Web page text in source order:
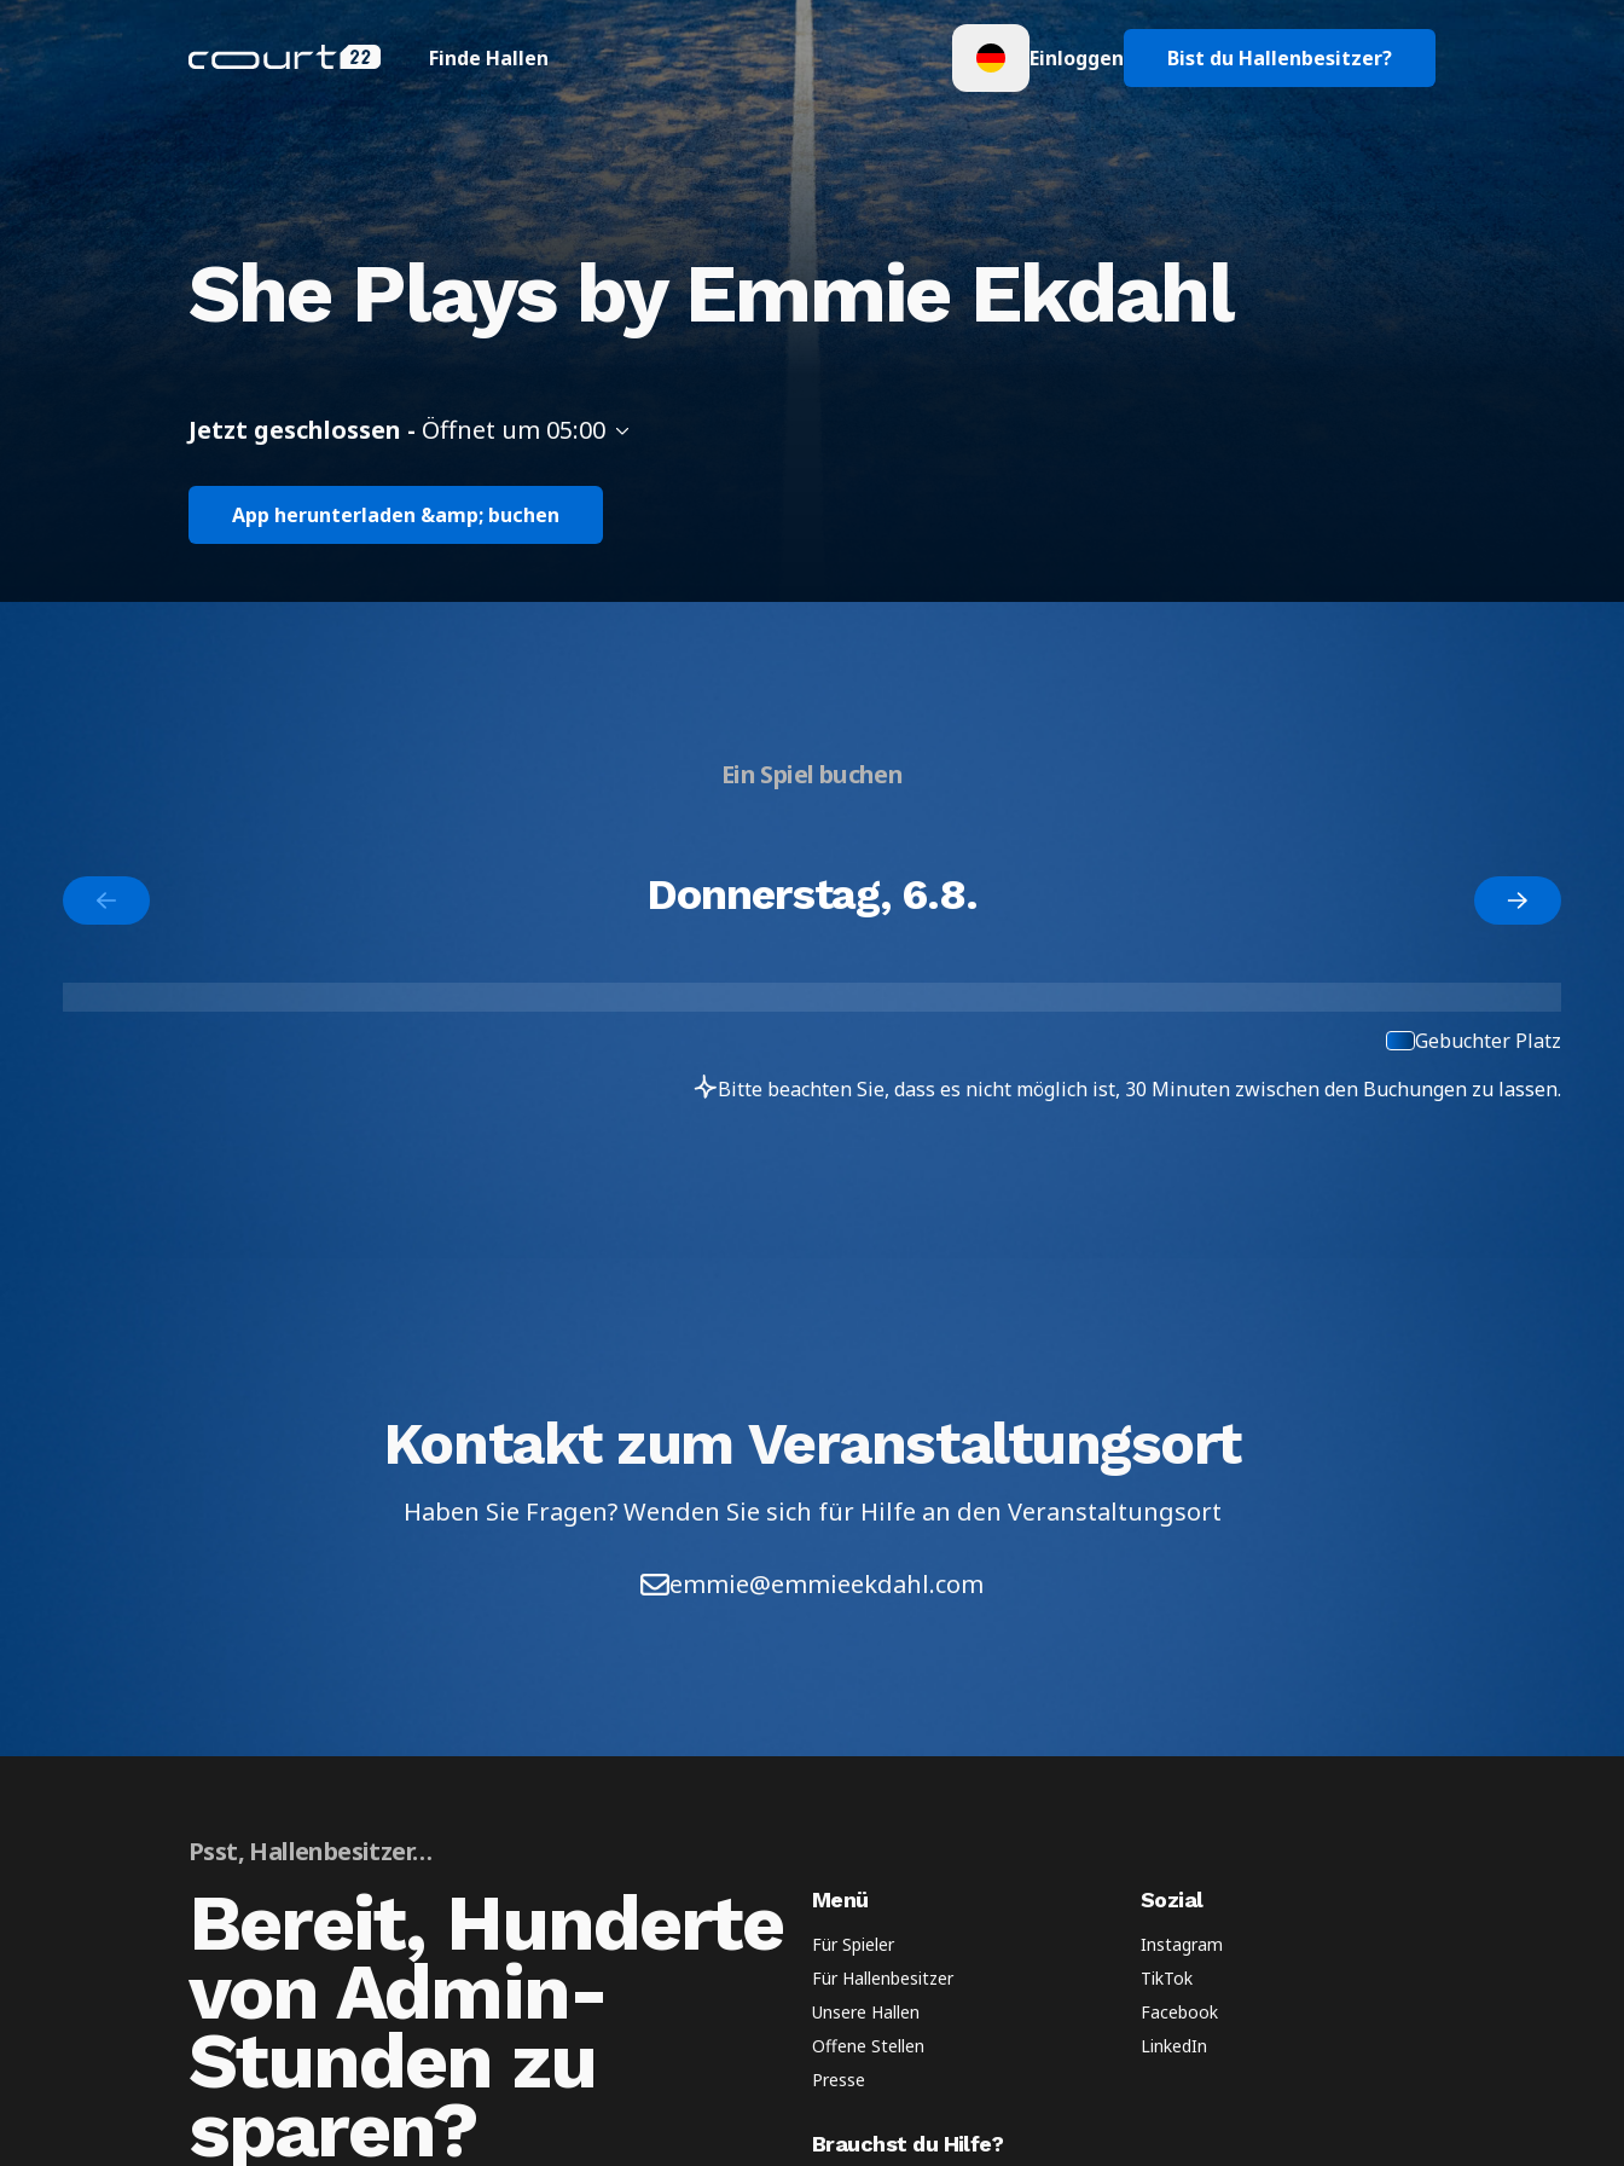
Finde Hallen Einloggen Bist du Hallenbesitzer?
She Plays by Emmie Ekdahl
Jetzt geschlossen - Öffnet um 05:00
App herunterladen &amp; buchen
Ein Spiel buchen
Donnerstag, 6.8.
Gebuchter Platz
Bitte beachten Sie, dass es nicht möglich ist, 30 Minuten zwischen den Buchungen zu lassen.
Kontakt zum Veranstaltungsort
Haben Sie Fragen? Wenden Sie sich für Hilfe an den Veranstaltungsort
emmie@emmieekdahl.com
Psst, Hallenbesitzer…
Bereit, Hunderte
von Admin-
Stunden zu
sparen?
Menü
Für Spieler
Für Hallenbesitzer
Unsere Hallen
Offene Stellen
Presse
Brauchst du Hilfe?
Sozial
Instagram
TikTok
Facebook
LinkedIn